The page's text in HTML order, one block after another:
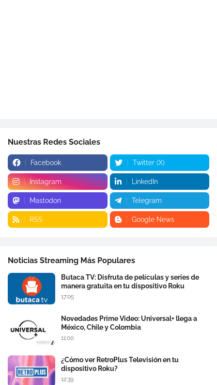
Nuestras Redes Sociales
Facebook Twitter (X)
Instagram LinkedIn
Mastodon Telegram
RSS Google News
Noticias Streaming Más Populares
Butaca TV: Disfruta de películas y series de
manera gratuita en tu dispositivo Roku
17:05
Novedades Prime Video: Universal+ llega a
México, Chile y Colombia
11:00
¿Cómo ver RetroPlus Televisión en tu
dispositivo Roku?
12:39